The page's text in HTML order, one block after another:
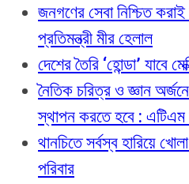
জনগণের সেবা নিশ্চিত
প্রতিমন্ত্রী মীর হেলাল
দেশের তৈরি ‘হোন্ডা’ যাবে
নৈতিক চরিত্র ও জ্ঞান
স্থাপন করতে হবে : এটিএম
থানচিতে সর্বস্ব হারিয়ে
পরিবার